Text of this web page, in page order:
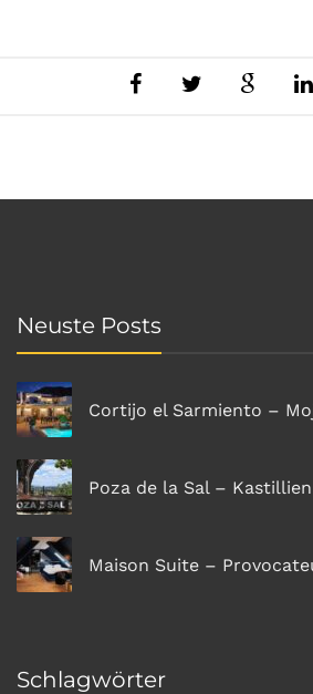
Neuste Posts
Cortijo el Sarmiento –
Poza de la Sal –
Maison Suite –
Schlagwörter